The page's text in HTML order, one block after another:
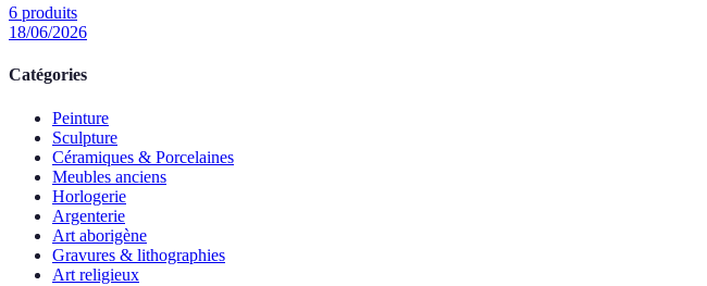
6 produits
18/06/2026
Catégories
Peinture
Sculpture
Céramiques & Porcelaines
Meubles anciens
Horlogerie
Argenterie
Art aborigène
Gravures & lithographies
Art religieux